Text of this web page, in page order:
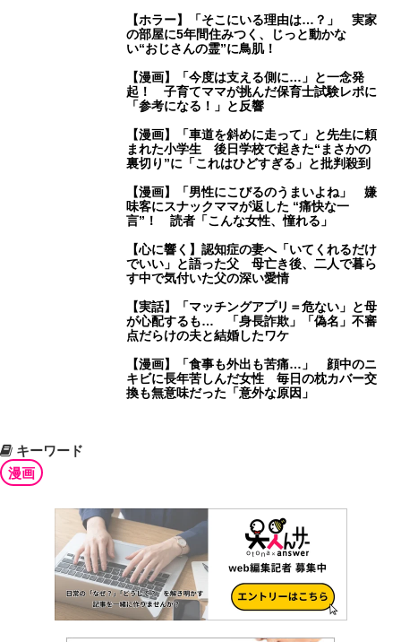
【ホラー】「そこにいる理由は…？」 実家
の部屋に5年間住みつく、じっと動かな
い“おじさんの霊”に鳥肌！
【漫画】「今度は支える側に…」と一念発
起！ 子育てママが挑んだ保育士試験レポに
「参考になる！」と反響
【漫画】「車道を斜めに走って」と先生に頼
まれた小学生 後日学校で起きた“まさかの
裏切り”に「これはひどすぎる」と批判殺到
【漫画】「男性にこびるのうまいよね」 嫌
味客にスナックママが返した “痛快な一
言”！ 読者「こんな女性、憧れる」
【心に響く】認知症の妻へ「いてくれるだけ
でいい」と語った父 母亡き後、二人で暮ら
す中で気付いた父の深い愛情
【実話】「マッチングアプリ＝危ない」と母
が心配するも… 「身長詐欺」「偽名」不審
点だらけの夫と結婚したワケ
【漫画】「食事も外出も苦痛…」 顔中のニ
キビに長年苦しんだ女性 毎日の枕カバー交
換も無意味だった「意外な原因」
キーワード
漫画